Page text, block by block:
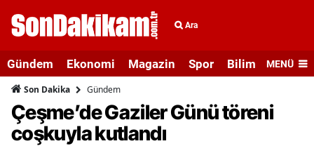
Ara
Gündem Ekonomi Magazin Spor Bilim veMENÜ
Son Dakika Gündem
Çeşme’de Gaziler Günü töreni
coşkuyla kutlandı